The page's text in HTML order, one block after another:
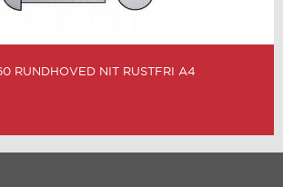
RUNDHOVED NIT RUSTFRI A4